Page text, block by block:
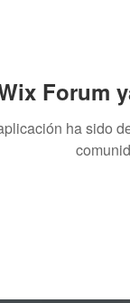
Forum
ha sido